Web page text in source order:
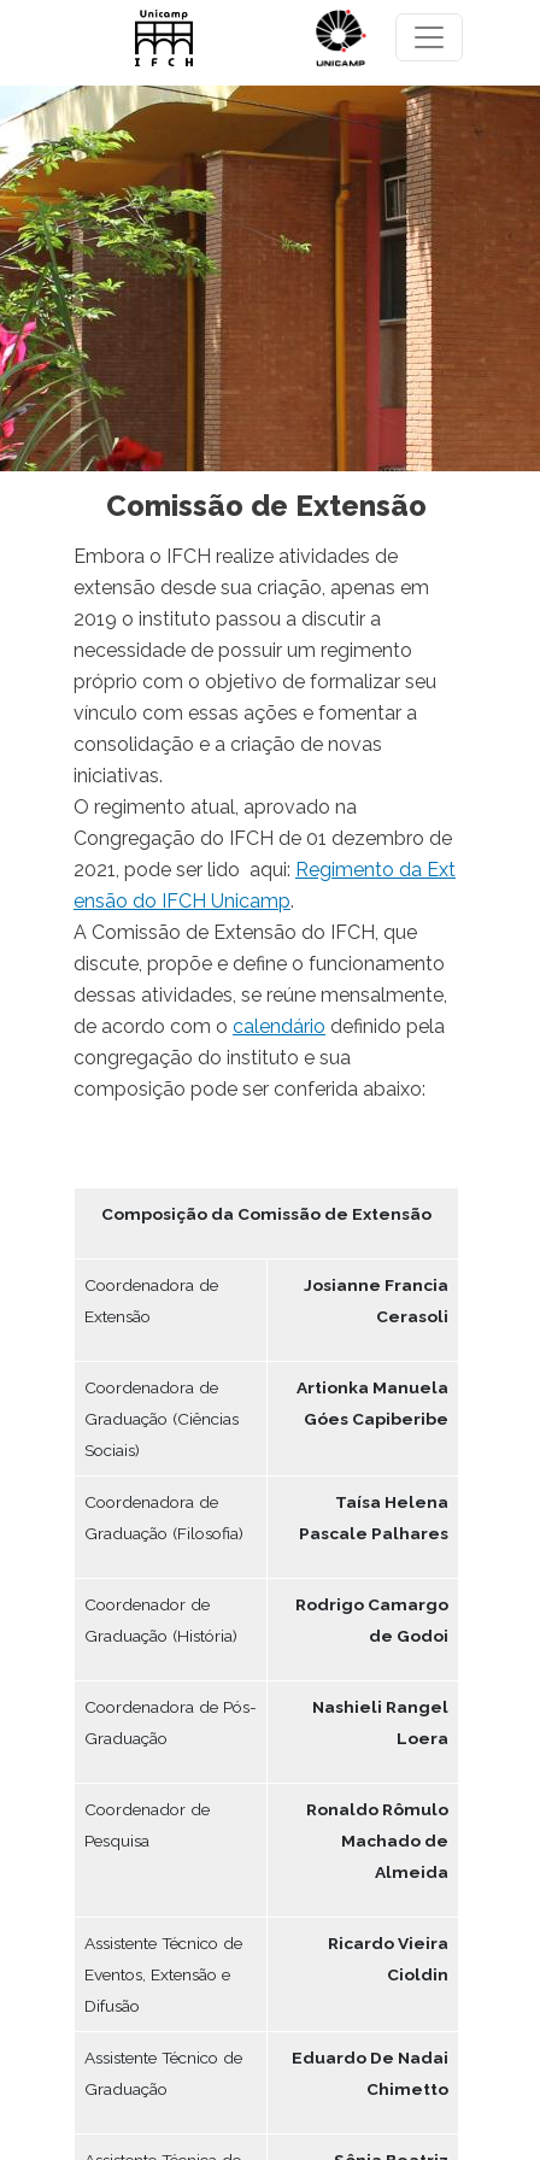
Pasar al contenido principal
Comissão de Extensão
Embora o IFCH realize atividades de
extensão desde sua criação, apenas em
2019 o instituto passou a discutir a
necessidade de possuir um regimento
próprio com o objetivo de formalizar seu
vínculo com essas ações e fomentar a
consolidação e a criação de novas
iniciativas.
O regimento atual, aprovado na
Congregação do IFCH de 01 dezembro de
2021, pode ser lido aqui: Regimento da Ext
ensão do IFCH Unicamp.
A Comissão de Extensão do IFCH, que
discute, propõe e define o funcionamento
dessas atividades, se reúne mensalmente,
de acordo com o calendário definido pela
congregação do instituto e sua
composição pode ser conferida abaixo:
Composição da Comissão de Extensão
Coordenadora de
Extensão
Josianne Francia
Cerasoli
Coordenadora de
Graduação (Ciências
Sociais)
Artionka Manuela
Góes Capiberibe
Coordenadora de
Graduação (Filosofia)
Taísa Helena
Pascale Palhares
Coordenador de
Graduação (História)
Rodrigo Camargo
de Godoi
Coordenadora de Pós-
Graduação
Nashieli Rangel
Loera
Coordenador de
Pesquisa
Ronaldo Rômulo
Machado de
Almeida
Assistente Técnico de
Eventos, Extensão e
Difusão
Ricardo Vieira
Cioldin
Assistente Técnico de
Graduação
Eduardo De Nadai
Chimetto